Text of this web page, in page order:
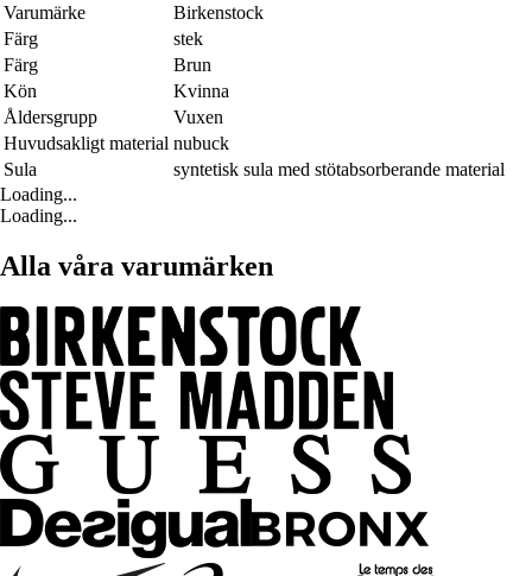
Varumärke
Birkenstock
Färg
stek
Färg
Brun
Kön
Kvinna
Åldersgrupp
Vuxen
Huvudsakligt material nubuck
Sula
syntetisk sula med stötabsorberande material
Loading...
Loading...
Alla våra varumärken